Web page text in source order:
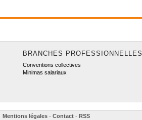
BRANCHES PROFESSIONNELLES
Conventions collectives
Minimas salariaux
Mentions légales - Contact - RSS